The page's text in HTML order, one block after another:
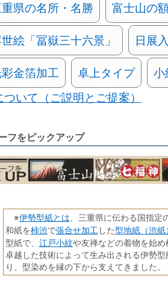
県の名所・名勝 富士山の
絵「冨嶽三十六景」 日展
金箔加工 卓上タイプ 小
いて（ご説明とご提案）
フをピックアップ
※伊勢型紙とは 、三重県に伝わる国指定
和紙を柿渋で張合せ加工 した型地紙（渋紙）
型紙で、 江戸小紋や友禅などの着物を始め
卓越した技術によって生み出される伊勢
り、型染めを縁の下から支えてきました。